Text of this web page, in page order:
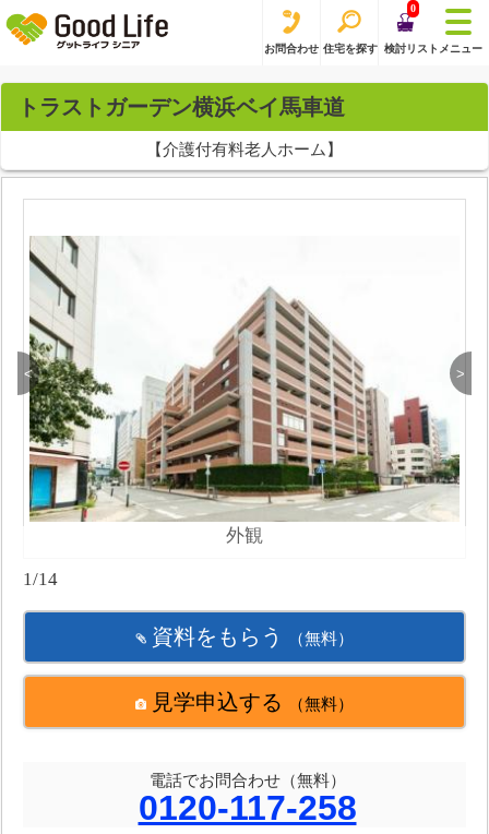
お問合わせ 住宅を探す
0
検討リスト メニュー
トラストガーデン横浜ベイ馬車道
【介護付有料老人ホーム】
<
外観
>
1/14
資料をもらう （無料）
見学申込する （無料）
電話でお問合わせ（無料）
0120-117-258